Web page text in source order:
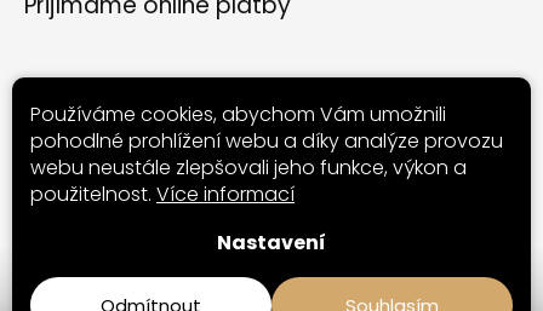
Používáme cookies, abychom Vám umožnili
pohodlné prohlížení webu a díky analýze provozu
webu neustále zlepšovali jeho funkce, výkon a
použitelnost. Více informací
Nastavení
Odmítnout Souhlasím
Nákupní košík